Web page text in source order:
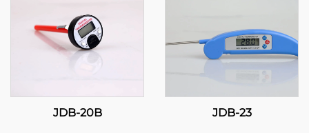
JDB-20B JDB-23